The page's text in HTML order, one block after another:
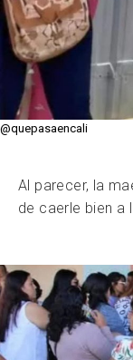
@quepasaencali
Al parecer, la
de caerle bien a